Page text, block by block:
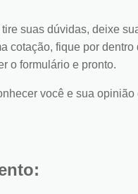
suas dúvidas, deixe
cotação, fique por
o formulário e pronto.
você e sua